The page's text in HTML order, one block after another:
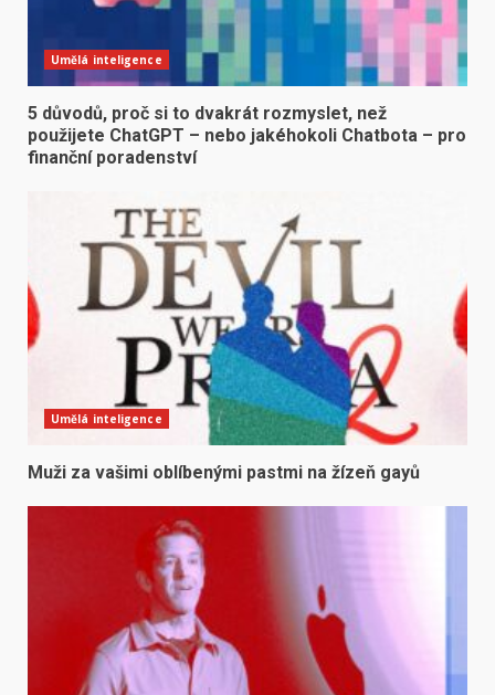
Umělá inteligence
5 důvodů, proč si to dvakrát rozmyslet, než
použijete ChatGPT – nebo jakéhokoli Chatbota – pro
finanční poradenství
Umělá inteligence
Muži za vašimi oblíbenými pastmi na žízeň gayů